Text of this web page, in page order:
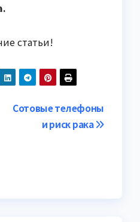
статьи!
Сотовые телефоны
и риск рака